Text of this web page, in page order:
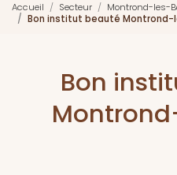
Accueil Secteur
Montrond-les-
Bon institut beauté Montrond-
Bon